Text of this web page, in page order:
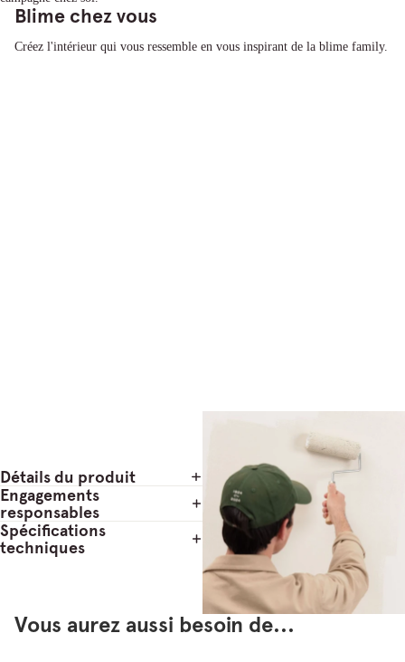
Blime chez vous
Créez l'intérieur qui vous ressemble en vous inspirant de la blime family.
Détails du produit
Engagements
responsables
Spécifications
techniques
Vous aurez aussi besoin de...